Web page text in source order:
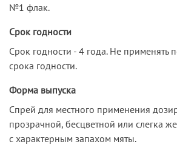
№1 флак.
Срок годности
Срок годности - 4 года. Не применять
срока годности.
Форма выпуска
Спрей для местного применения
прозрачной, бесцветной или слегка
с характерным запахом мяты.